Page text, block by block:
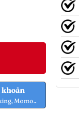
khoản
Momo..